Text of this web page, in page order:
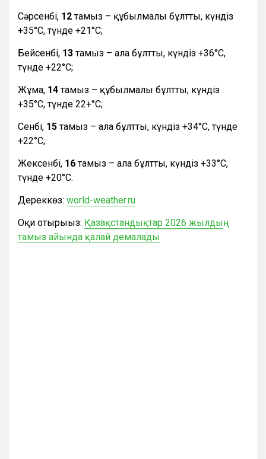
Сәрсенбі, 12тамыз – құбылмалы бұлтты, күндіз
+35°С, түнде +21°С;
Бейсенбі, 13тамыз – ала бұлтты, күндіз +36°С,
түнде +22°С;
Жұма, 14тамыз – құбылмалы бұлтты, күндіз
+35°С, түнде 22+°С;
Сенбі, 15тамыз – ала бұлтты, күндіз +34°С, түнде
+22°С;
Жексенбі, 16тамыз – ала бұлтты, күндіз +33°С,
түнде +20°С.
Дереккөз: world-weather.ru
Оқи отырыңыз: Қазақстандықтар 2026 жылдың
тамыз айында қалай демалады